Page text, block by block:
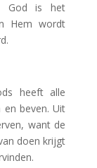
God is het
Hem wordt
heeft alle
en beven. Uit
want de
doen krijgt